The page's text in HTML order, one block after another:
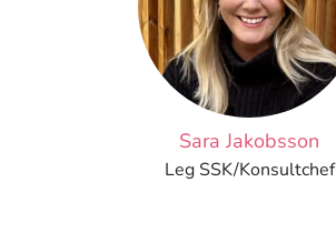
Sara Jakobsson
Leg SSK/Konsultchef